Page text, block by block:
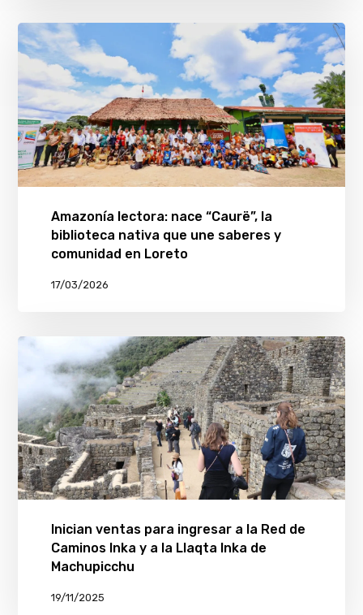
Amazonía lectora: nace “Caurë”, la
biblioteca nativa que une saberes y
comunidad en Loreto
17/03/2026
Inician ventas para ingresar a la Red de
Caminos Inka y a la Llaqta Inka de
Machupicchu
19/11/2025